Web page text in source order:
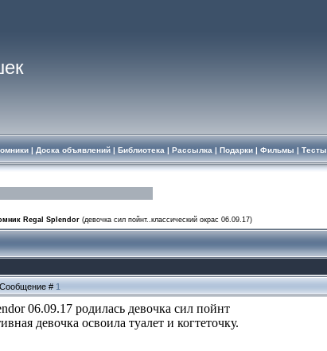
| Доска объявлений| Библиотека | Рассылка | Подарки| Фильмы | Тесты
Regal Splendor (девочка сил пойнт..классический окрас 06.09.17)
# 1
06.09.17 родилась девочка сил пойнт
девочка освоила туалет и когтеточку.